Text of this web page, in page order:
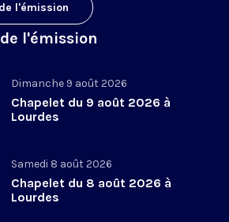
l'émission
l'émission
Dimanche 9 août 2026
Chapelet du 9 août 2026 à
Lourdes
Samedi 8 août 2026
Chapelet du 8 août 2026 à
Lourdes